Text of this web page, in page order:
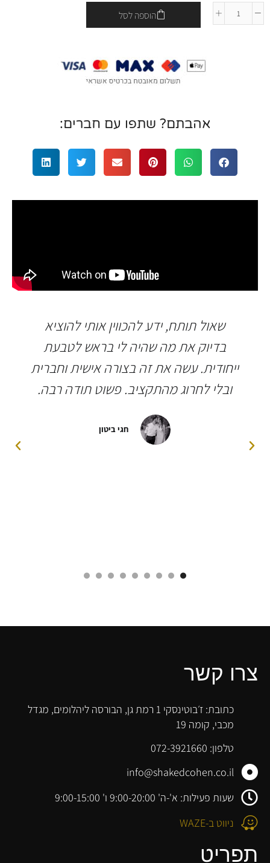
הוספה לסל
אהבתם? שתפו עם חברים:
שאול תותח, ידע להכווין אותי להוציא
בדיוק את מה שהיה לי בראש לטבעת
ייחודית. עשה את זה בצורה אישית וחברית
ובלי לחרוג מהתקציב. פשוט תודה רבה.
חגי ביטון
צרו קשר
כתובת: ז׳בוטינסקי 1 רמת גן, הבורסה ליהלומים, מגדל
מכבי, קומה 19
טלפון: 072-3921660
info@shakedcohen.co.il
שעות פעילות: א'-ה' 9:00-20:00 ו' 9:00-15:00
ניווט ב-WAZE
תפריט